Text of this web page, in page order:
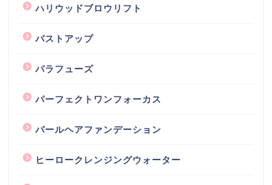
ハリウッドブロウリフト
バストアップ
パラフューズ
パーフェクトワンフォーカス
パールヘアファンデーション
ヒーロークレンジングウォーター